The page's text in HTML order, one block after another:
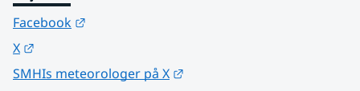
Facebook
X
SMHIs meteorologer på X